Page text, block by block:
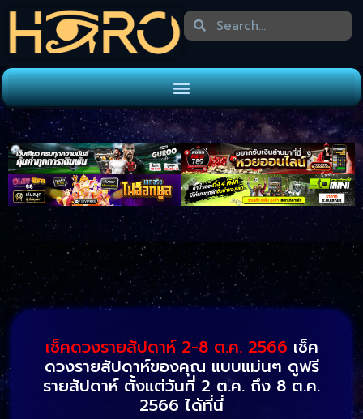
เช็คดวงรายสัปดาห์ 2-8 ต.ค. 2566 เช็ค
ดวงรายสัปดาห์ของคุณ แบบแม่นๆ ดูฟรี
รายสัปดาห์ ตั้งแต่วันที่ 2 ต.ค. ถึง 8 ต.ค.
2566 ได้ที่นี่